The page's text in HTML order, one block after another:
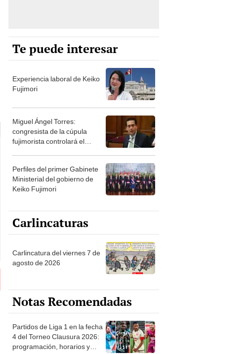
Te puede interesar
Experiencia laboral de Keiko
Fujimori
Miguel Ángel Torres:
congresista de la cúpula
fujimorista controlará el
Perfiles del primer Gabinete
Ministerial del gobierno de
Keiko Fujimori
Carlincaturas
Carlincatura del viernes 7 de
agosto de 2026
Notas Recomendadas
Partidos de Liga 1 en la fecha
4 del Torneo Clausura 2026:
programación, horarios y